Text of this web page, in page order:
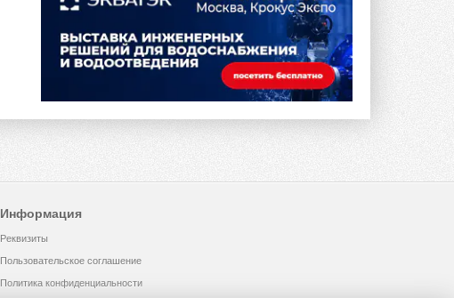
Информация
Реквизиты
Пользовательское соглашение
Политика конфиденциальности